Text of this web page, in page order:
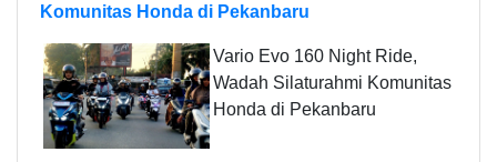
Komunitas Honda di Pekanbaru
Vario Evo 160 Night Ride,
Wadah Silaturahmi Komunitas
Honda di Pekanbaru